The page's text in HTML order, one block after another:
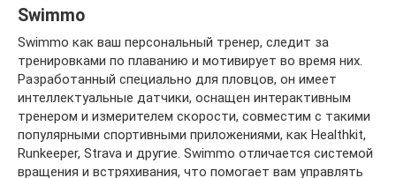
Swimmo
Swimmo как ваш персональный тренер, следит за
тренировками по плаванию и мотивирует во время них.
Разработанный специально для пловцов, он имеет
интеллектуальные датчики, оснащен интерактивным
тренером и измерителем скорости, совместим с такими
популярными спортивными приложениями, как Healthkit,
Runkeeper, Strava и другие. Swimmo отличается системой
вращения и встряхивания, что помогает вам управлять